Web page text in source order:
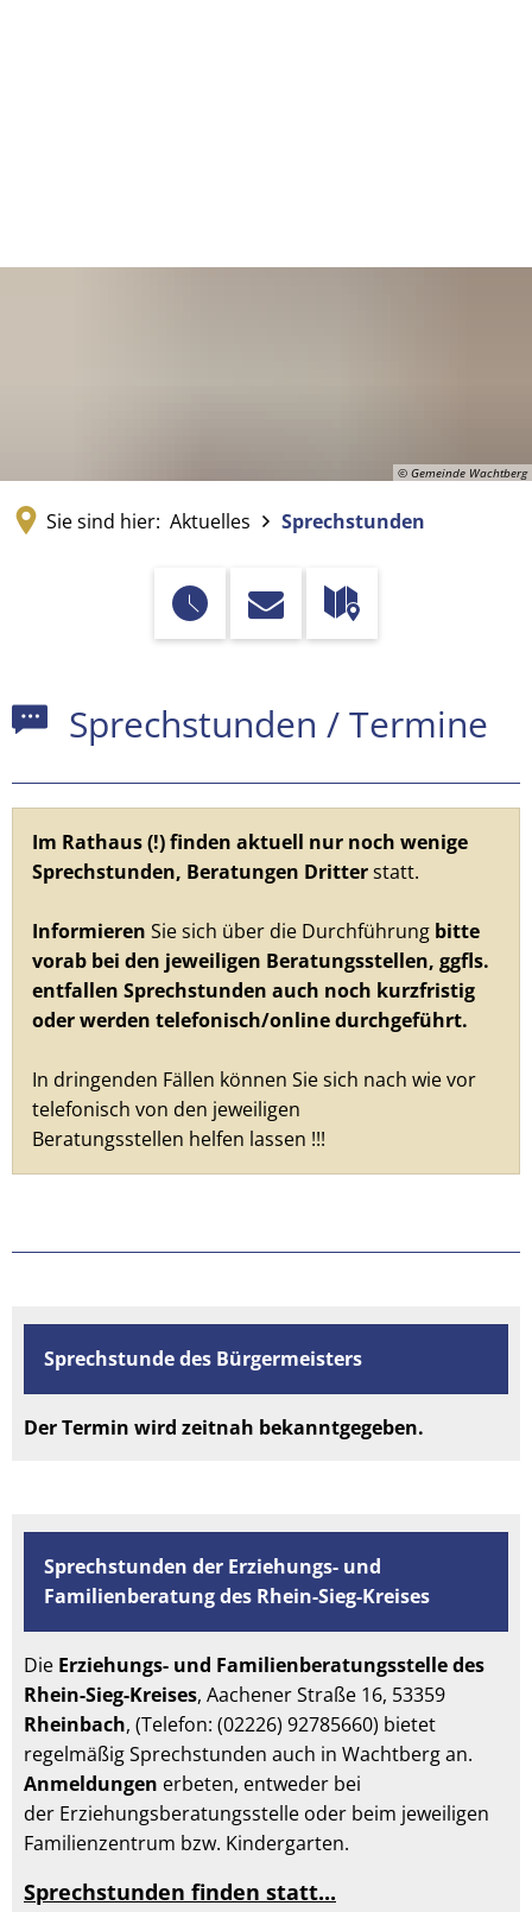
© Gemeinde Wachtberg
Sie sind hier: Aktuelles Sprechstunden
Sprechstunden
Sprechstunden / Termine
Im Rathaus (!) finden aktuell nur noch wenige
Sprechstunden, Beratungen Dritterstatt.
Informieren Sie sich über die Durchführung bitte
vorab bei den jeweiligen Beratungsstellen, ggfls.
entfallen Sprechstunden auch noch kurzfristig
oder werden telefonisch/online durchgeführt.
In dringenden Fällen können Sie sich nach wie vor
telefonisch von den jeweiligen
Beratungsstellen helfen lassen !!!
Sprechstunde des Bürgermeisters
Der Termin wird zeitnah bekanntgegeben.
Sprechstunden der Erziehungs- und
Familienberatung des Rhein-Sieg-Kreises
Die Erziehungs- und Familienberatungsstelle des
Rhein-Sieg-Kreises, Aachener Straße 16, 53359
Rheinbach, (Telefon: (02226) 92785660) bietet
regelmäßig Sprechstunden auch in Wachtberg an.
Anmeldungen erbeten, entweder bei
der Erziehungsberatungsstelle oder beim jeweiligen
Familienzentrum bzw. Kindergarten.
Sprechstunden finden statt...